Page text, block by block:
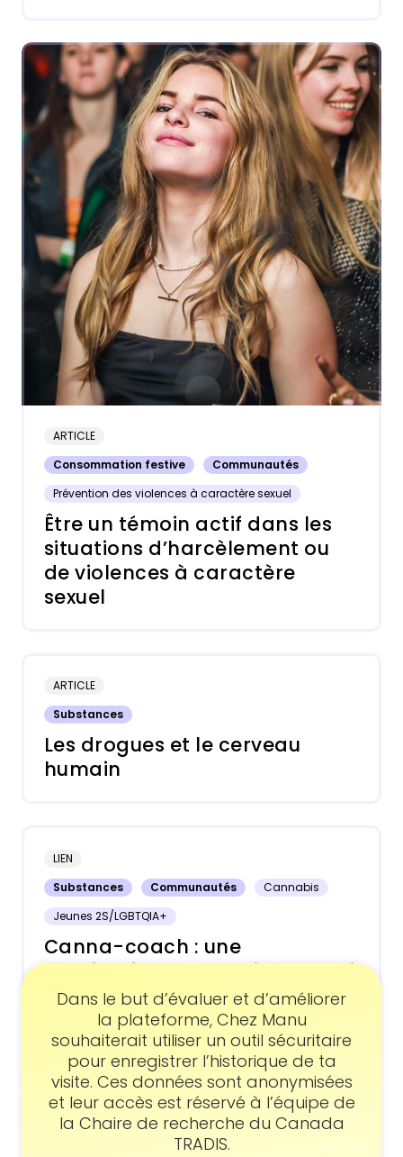
Consentement
Dans le but d’évaluer et d’améliorer
la plateforme, Chez Manu
souhaiterait utiliser un outil sécuritaire
pour enregistrer l’historique de ta
visite. Ces données sont anonymisées
et leur accès est réservé à l’équipe de
la Chaire de recherche du Canada
TRADIS.
ARTICLE
Consommation festive
Communautés
Prévention des violences à caractère sexuel
Être un témoin actif dans les
situations d’harcèlement ou
de violences à caractère
sexuel
ARTICLE
Substances
Les drogues et le cerveau
humain
LIEN
Substances
Communautés
Cannabis
Jeunes 2S/LGBTQIA+
Canna-coach : une
application pour les jeunes qui
consomment du cannabis